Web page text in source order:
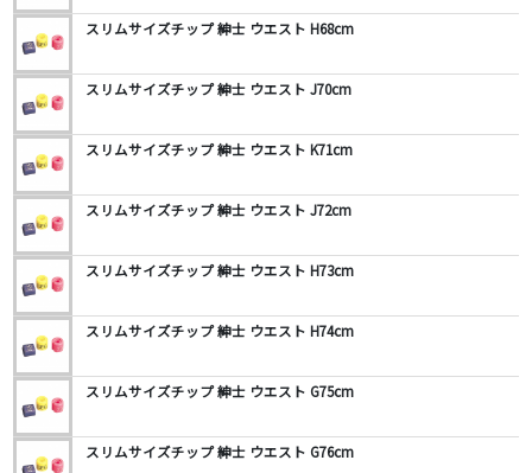
スリムサイズチップ 紳士 ウエスト H68cm
スリムサイズチップ 紳士 ウエスト J70cm
スリムサイズチップ 紳士 ウエスト K71cm
スリムサイズチップ 紳士 ウエスト J72cm
スリムサイズチップ 紳士 ウエスト H73cm
スリムサイズチップ 紳士 ウエスト H74cm
スリムサイズチップ 紳士 ウエスト G75cm
スリムサイズチップ 紳士 ウエスト G76cm